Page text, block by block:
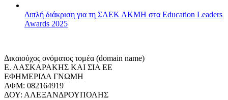
Διπλή διάκριση για τη ΣΑΕΚ ΑΚΜΗ στα Education Leaders
Awards 2025
Δικαιούχος ονόματος τομέα (domain name)
Ε. ΛΑΣΚΑΡΑΚΗΣ ΚΑΙ ΣΙΑ ΕΕ
ΕΦΗΜΕΡΙΔΑ ΓΝΩΜΗ
ΑΦΜ: 082164919
ΔΟΥ: ΑΛΕΞΑΝΔΡΟΥΠΟΛΗΣ